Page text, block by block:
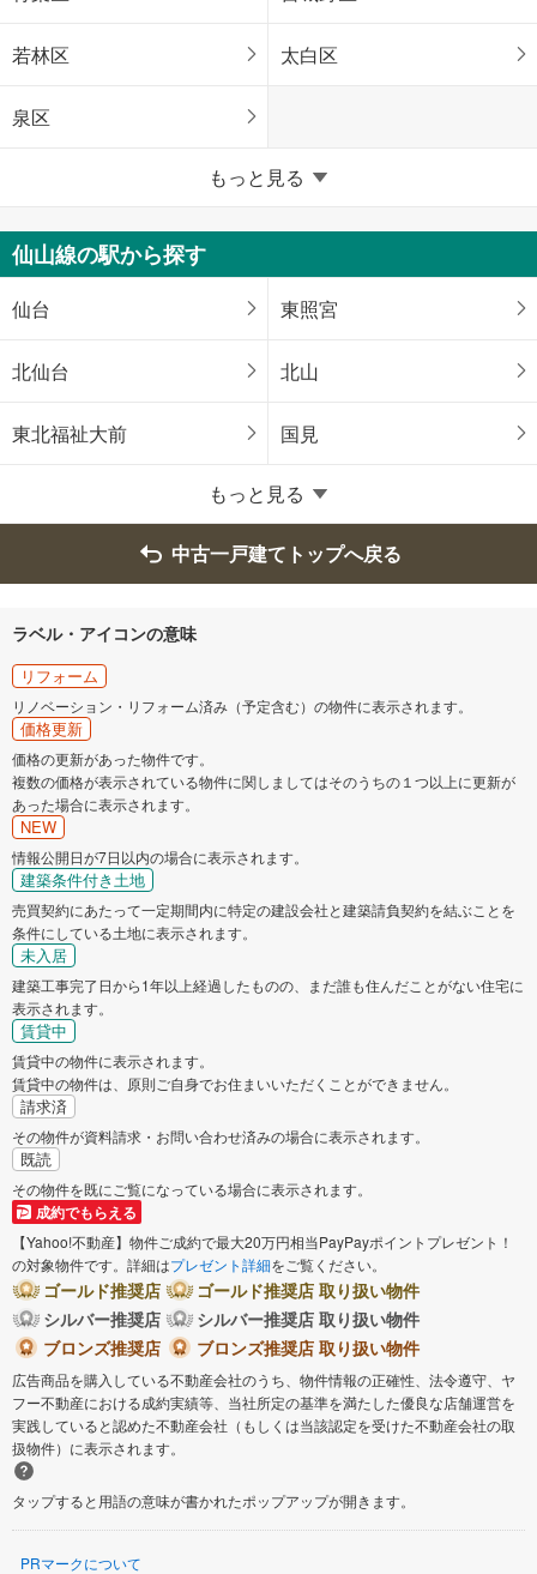
若林区 太白区
泉区
宮城県のそのほかの地域
石巻市 塩竈市
気仙沼市 白石市
名取市 角田市
多賀城市 岩沼市
栗原市
大崎市
柴田郡大河原町
柴田郡柴田町
亘理郡亘理町 亘理郡山元町
宮城郡松島町 宮城郡七ヶ浜町
宮城郡利府町 黒川郡大和町
黒川郡大郷町 黒川郡大衡村
加美郡加美町
遠田郡美里町
もっと見る
仙山線の駅から探す
仙台 東照宮
北仙台 北山
東北福祉大前 国見
もっと見る
中古一戸建てトップへ戻る
ラベル・アイコンの意味
リフォーム
リノベーション・リフォーム済み（予定含む）の物件に表示されます。
価格更新
価格の更新があった物件です。
複数の価格が表示されている物件に関しましてはそのうちの１つ以上に更新が
あった場合に表示されます。
NEW
情報公開日が7日以内の場合に表示されます。
建築条件付き土地
売買契約にあたって一定期間内に特定の建設会社と建築請負契約を結ぶことを
条件にしている土地に表示されます。
未入居
建築工事完了日から1年以上経過したものの、まだ誰も住んだことがない住宅に
表示されます。
賃貸中
賃貸中の物件に表示されます。
賃貸中の物件は、原則ご自身でお住まいいただくことができません。
請求済
その物件が資料請求・お問い合わせ済みの場合に表示されます。
既読
その物件を既にご覧になっている場合に表示されます。
成約でもらえる
【Yahoo!不動産】物件ご成約で最大20万円相当PayPayポイントプレゼント！
の対象物件です。詳細はプレゼント詳細をご覧ください。
ゴールド推奨店
ゴールド推奨店 取り扱い物件
シルバー推奨店
シルバー推奨店 取り扱い物件
ブロンズ推奨店
ブロンズ推奨店 取り扱い物件
広告商品を購入している不動産会社のうち、物件情報の正確性、法令遵守、ヤ
フー不動産における成約実績等、当社所定の基準を満たした優良な店舗運営を
実践していると認めた不動産会社（もしくは当該認定を受けた不動産会社の取
扱物件）に表示されます。
タップすると用語の意味が書かれたポップアップが開きます。
PRマークについて